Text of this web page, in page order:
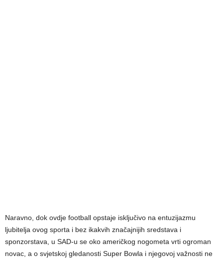
Naravno, dok ovdje football opstaje isključivo na entuzijazmu
ljubitelja ovog sporta i bez ikakvih značajnijih sredstava i
sponzorstava, u SAD-u se oko američkog nogometa vrti ogroman
novac, a o svjetskoj gledanosti Super Bowla i njegovoj važnosti ne